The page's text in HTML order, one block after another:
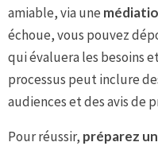
amiable, via une
échoue, vous pouvez
qui évaluera les besoins
processus peut inclure
audiences et des avis de
Pour réussir, préparez